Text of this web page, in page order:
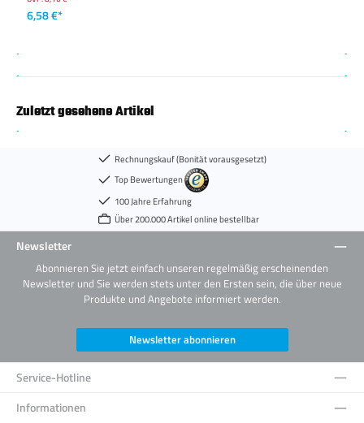
6,58 €*
Zuletzt gesehene Artikel
Rechnungskauf (Bonität vorausgesetzt)
Top Bewertungen
100 Jahre Erfahrung
Über 200.000 Artikel online bestellbar
Newsletter
Abonnieren Sie jetzt einfach unseren regelmäßig erscheinenden
Newsletter und Sie werden stets unter den Ersten sein, die über neue
Produkte und Angebote informiert werden.
Newsletter abonnieren
Service-Hotline
Informationen